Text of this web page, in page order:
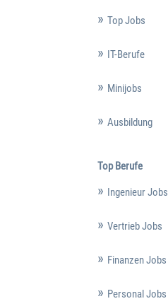
Top Jobs
IT-Berufe
Minijobs
Ausbildung
Top Berufe
Ingenieur Jobs
Vertrieb Jobs
Finanzen Jobs
Personal Jobs